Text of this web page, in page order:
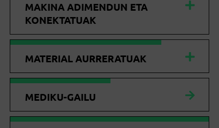
MAKINA ADIMENDUN ETA
KONEKTATUAK
MATERIAL AURRERATUAK
MEDIKU-GAILU